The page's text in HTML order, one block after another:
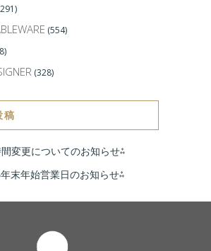
(554)
(328)
稿
変更についてのお知らせ⁂
末年始営業日のお知らせ⁂